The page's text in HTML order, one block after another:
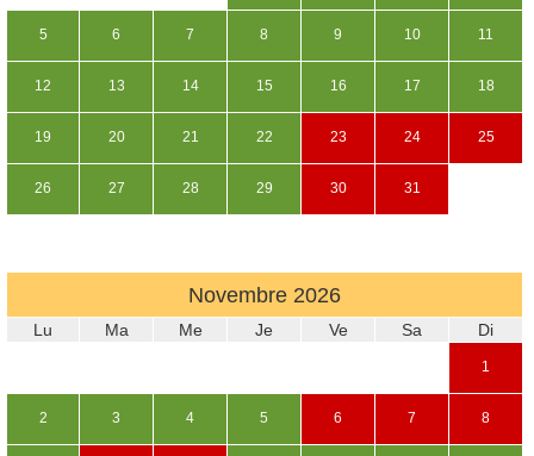
5 6 7 8 9 10 11
12 13 14 15 16 17 18
19 20 21 22 23 24 25
26 27 28 29 30 31
Novembre 2026
Lu Ma Me Je Ve Sa Di
1
2 3 4 5 6 7 8